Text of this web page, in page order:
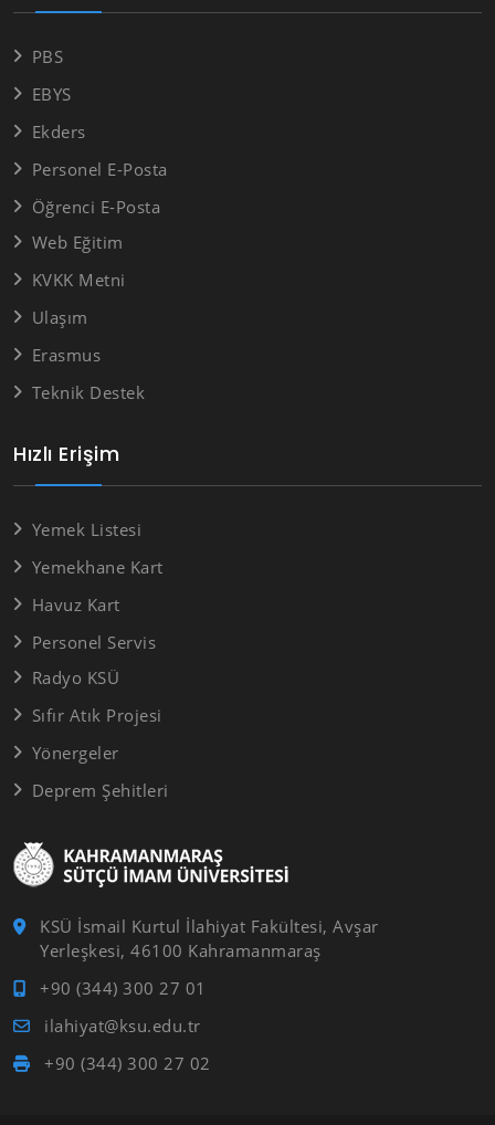
KSÜ İsmail Kurtul İlahiyat Fakültesi, Avşar
Yerleşkesi, 46100 Kahramanmaraş
+90 (344) 300 27 01
ilahiyat@ksu.edu.tr
+90 (344) 300 27 02
Hızlı Erişim
Yemek Listesi
Yemekhane Kart
Havuz Kart
Personel Servis
Radyo KSÜ
Sıfır Atık Projesi
Yönergeler
Deprem Şehitleri
PBS
EBYS
Ekders
Personel E-Posta
Öğrenci E-Posta
Web Eğitim
KVKK Metni
Ulaşım
Erasmus
Teknik Destek